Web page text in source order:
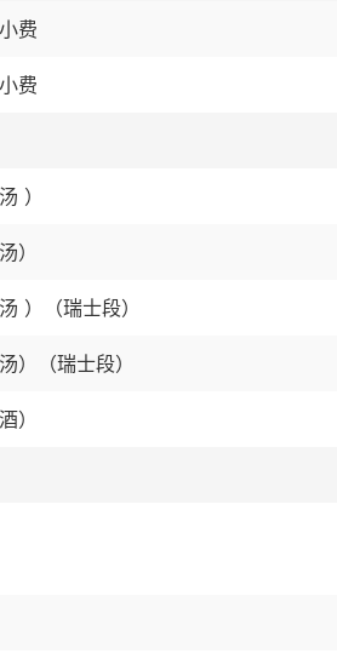
费
费
）
）
）（瑞士段）
）（瑞士段）
）